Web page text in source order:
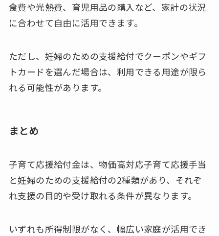
食費や光熱費、育児用品の購入など、家計の状況
に合わせて自由に活用できます。
ただし、妊婦のための支援給付でクーポンやギフ
トカードを選んだ場合は、利用できる用途が限ら
れる可能性があります。
まとめ
子育て応援給付金は、物価高対応子育て応援手当
と妊婦のための支援給付の2種類があり、それぞ
れ支援の目的や受け取れる条件が異なります。
いずれも所得制限がなく、幅広い家庭が活用でき